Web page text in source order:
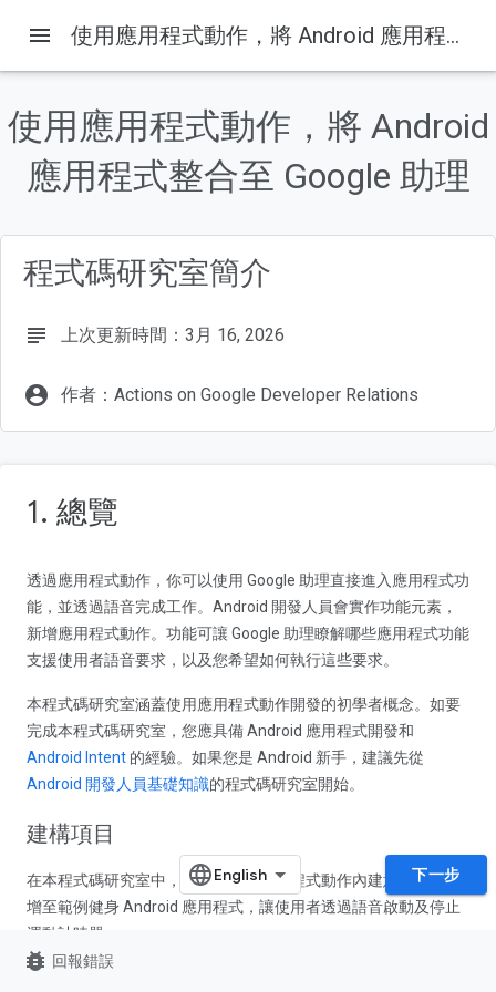
這個頁面中的內容
1. 總覽
建構項目
2. 瞭解運作方式
menu 使用應用程式動作，將 Android 應用程式整合至 Google 助理
使用應用程式動作，將 Android
應用程式整合至 Google 助理
程式碼研究室簡介
subject 上次更新時間：3月 16, 2026
account_circle 作者：Actions on Google Developer Relations
1. 總覽
透過應用程式動作，你可以使用 Google 助理直接進入應用程式功
能，並透過語音完成工作。Android 開發人員會實作功能元素，
新增應用程式動作。功能可讓 Google 助理瞭解哪些應用程式功能
支援使用者語音要求，以及您希望如何執行這些要求。
本程式碼研究室涵蓋使用應用程式動作開發的初學者概念。如要
完成本程式碼研究室，您應具備 Android 應用程式開發和
Android Intent 的經驗。如果您是 Android 新手，建議先從
Android 開發人員基礎知識的程式碼研究室開始。
建構項目
在本程式碼研究室中，您會將兩個應用程式動作內建意圖 (BII) 新
增至範例健身 Android 應用程式，讓使用者透過語音啟動及停止
運動計時器。
下一步
bug_report 回報錯誤